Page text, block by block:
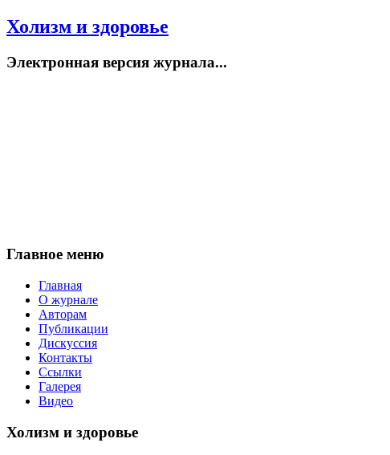
Холизм и здоровье
Электронная версия журнала...
Главное меню
Главная
О журнале
Авторам
Публикации
Дискуссия
Контакты
Ссылки
Галерея
Видео
Холизм и здоровье